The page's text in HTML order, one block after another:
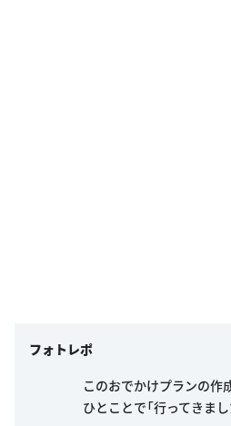
フォトレポ
このおでかけプランの作
ひとことで「行ってきまし